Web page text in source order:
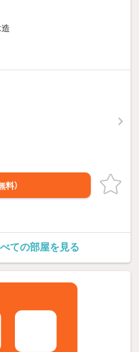
料）
ての部屋を見る